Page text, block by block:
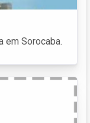
em Sorocaba.